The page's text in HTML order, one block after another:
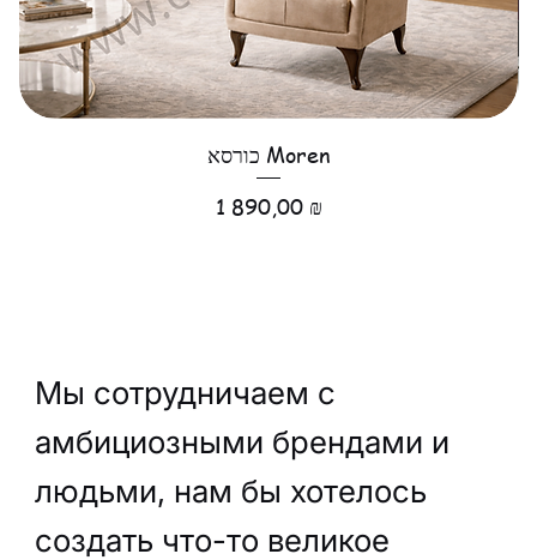
כורסא Moren
Цена
1 890,00 ₪
Мы сотрудничаем с
амбициозными брендами и
людьми, нам бы хотелось
создать что-то великое